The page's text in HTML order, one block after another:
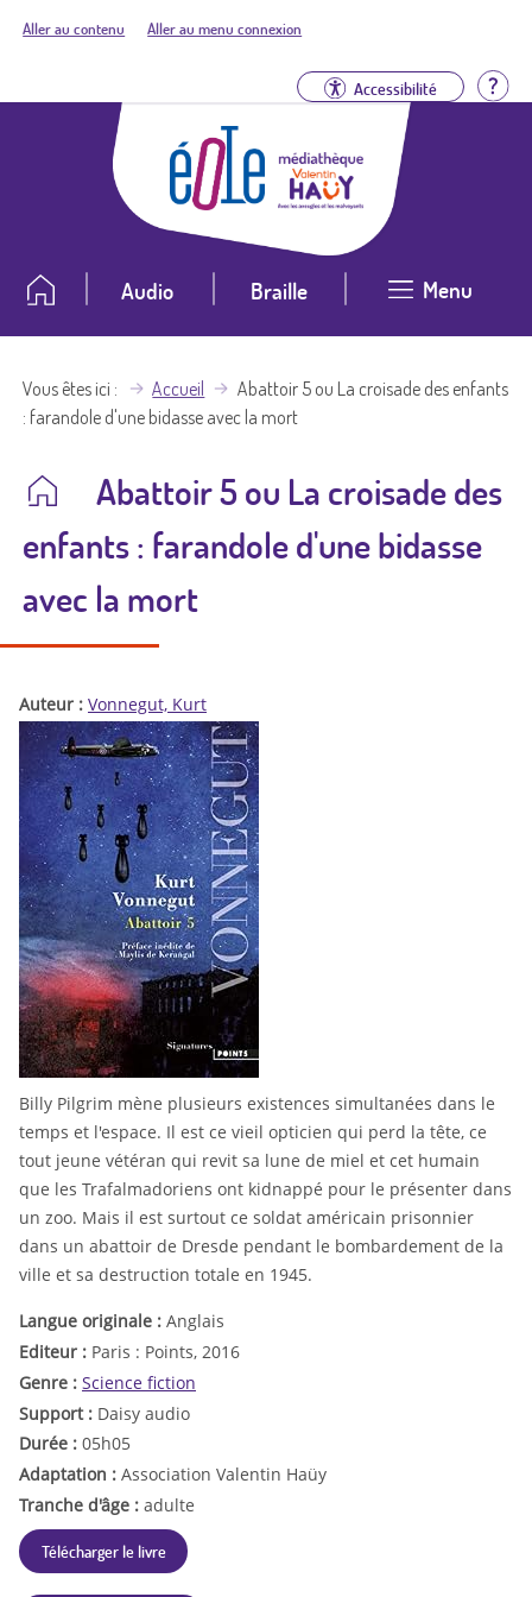
Aller au contenu Aller au menu connexion
Accessibilité
Audio Braille Menu
Vous êtes ici Accueil
Abattoir 5 ou La croisade des enfants
: farandole d'une bidasse avec la mort
Abattoir 5 ou La croisade des
enfants : farandole d'une bidasse
avec la mort
Auteur : Vonnegut, Kurt
Billy Pilgrim mène plusieurs existences simultanées dans le
temps et l'espace. Il est ce vieil opticien qui perd la tête, ce
tout jeune vétéran qui revit sa lune de miel et cet humain
que les Trafalmadoriens ont kidnappé pour le présenter dans
un zoo. Mais il est surtout ce soldat américain prisonnier
dans un abattoir de Dresde pendant le bombardement de la
ville et sa destruction totale en 1945.
Langue originale : Anglais
Editeur : Paris : Points, 2016
Genre : Science fiction
Support : Daisy audio
Durée : 05h05
Adaptation : Association Valentin Haüy
Tranche d'âge : adulte
Télécharger le livre